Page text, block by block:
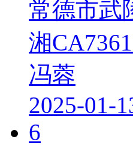
常德市武
湘
冯蓉
2025-01-
6